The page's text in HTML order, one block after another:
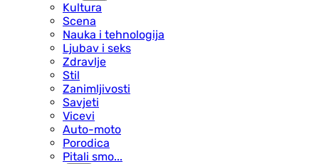
Kultura
Scena
Nauka i tehnologija
Ljubav i seks
Zdravlje
Stil
Zanimljivosti
Savjeti
Vicevi
Auto-moto
Porodica
Pitali smo...